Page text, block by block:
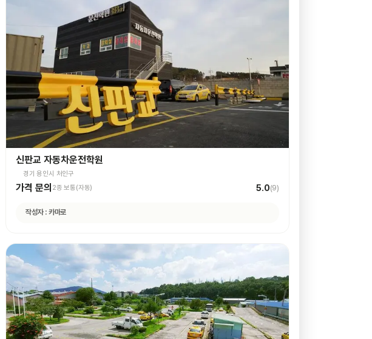
신판교 자동차운전학원
경기 용인시 처인구
가격 문의 2종 보통(자동) 5.0(9)
작성자 : 카마로